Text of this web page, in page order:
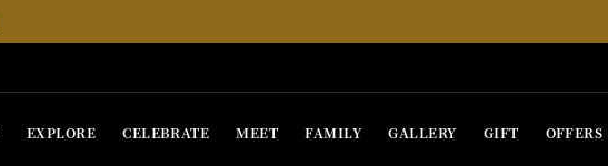
EXPLORE CELEBRATE MEET FAMILY GALLERY GIFT OFFERS